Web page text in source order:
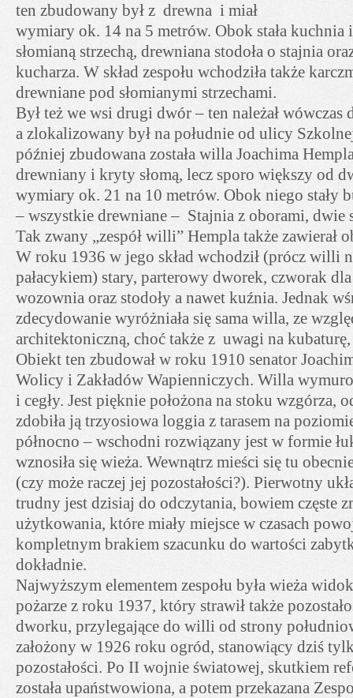
ten zbudowany był z drewna i miał
wymiary ok. 14 na 5 metrów. Obok stała kuchnia
słomianą strzechą, drewniana stodoła o stajnia
kucharza. W skład zespołu wchodziła także
drewniane pod słomianymi strzechami.
Był też we wsi drugi dwór – ten należał
a zlokalizowany był na południe od ulicy
później zbudowana została willa Joachima
drewniany i kryty słomą, lecz sporo większy od
wymiary ok. 21 na 10 metrów. Obok niego stały
– wszystkie drewniane – Stajnia z oborami, dwie
Tak zwany „zespół willi” Hempla także zawierał
W roku 1936 w jego skład wchodził (prócz willi
pałacykiem) stary, parterowy dworek, czworak
wozownia oraz stodoły a nawet kuźnia. Jednak
zdecydowanie wyróżniała się sama willa, ze
architektoniczną, choć także z uwagi na
Obiekt ten zbudował w roku 1910 senator
Wolicy i Zakładów Wapienniczych. Willa
i cegły. Jest pięknie położona na stoku wzgórza,
zdobiła ją trzyosiowa loggia z tarasem na
północno – wschodni rozwiązany jest w formie
wznosiła się wieża. Wewnątrz mieści się tu
(czy może raczej jej pozostałości?). Pierwotny
trudny jest dzisiaj do odczytania, bowiem częste
użytkowania, które miały miejsce w czasach
kompletnym brakiem szacunku do wartości
dokładnie.
Najwyższym elementem zespołu była wieża
pożarze z roku 1937, który strawił także
dworku, przylegające do willi od strony
założony w 1926 roku ogród, stanowiący dziś
pozostałości. Po II wojnie światowej, skutkiem
została upaństwowiona, a potem przekazana